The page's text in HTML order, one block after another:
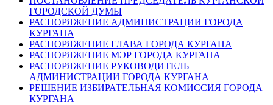
ГОРОДСКОЙ ДУМЫ
РАСПОРЯЖЕНИЕ АДМИНИСТРАЦИИ ГОРОДА
КУРГАНА
РАСПОРЯЖЕНИЕ ГЛАВА ГОРОДА КУРГАНА
РАСПОРЯЖЕНИЕ МЭР ГОРОДА КУРГАНА
РАСПОРЯЖЕНИЕ РУКОВОДИТЕЛЬ
АДМИНИСТРАЦИИ ГОРОДА КУРГАНА
РЕШЕНИЕ ИЗБИРАТЕЛЬНАЯ КОМИССИЯ ГОРОДА
КУРГАНА